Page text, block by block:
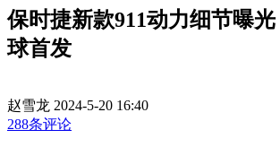
保时捷新款911动力细节曝
球首发
赵雪龙 2024-5-20 16:40
288条评论